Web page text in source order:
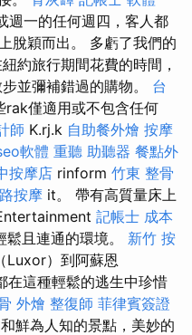
週一的任何週四，客人都
脫穎而出。 多虧了我們的
約旅行期間花費的時間，
並彌補錯過的購物。 台
rak僅適用或不包含任何
師 K.rj.k 自助餐外燴 按摩
軟體 重聽 助聽器 餐點外
按摩店 rinform 竹東 整骨
按摩 it。 帶有高質量床上
記帳士 成本
且連通的環境。 新竹 按
Luxor）到阿蘇恩
在這種輕鬆的逃生中珍惜
外燴 整復師 菲律賓簽證
鮮為人知的景點，美妙的